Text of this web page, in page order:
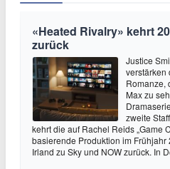
«Heated Rivalry» kehrt
zurück
Justice
verstärken
Romanze,
Max zu
zweite
kehrt die auf Rachel Reids „Game
basierende Produktion im
Irland zu Sky und NOW zurück. In